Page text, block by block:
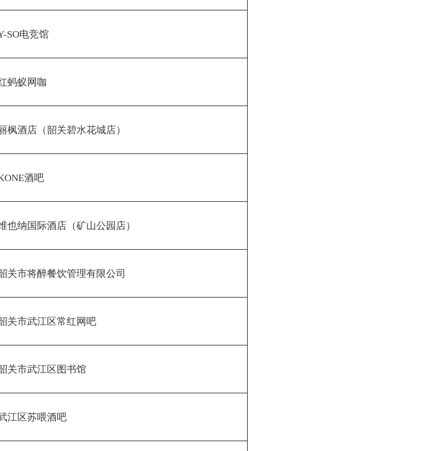
SO电竞馆
蚂蚁网咖
枫酒店（韶关碧水花城店）
酒吧
也纳国际酒店（矿山公园店）
关市将醉餐饮管理有限公司
关市武江区常红网吧
关市武江区图书馆
江区苏喂酒吧